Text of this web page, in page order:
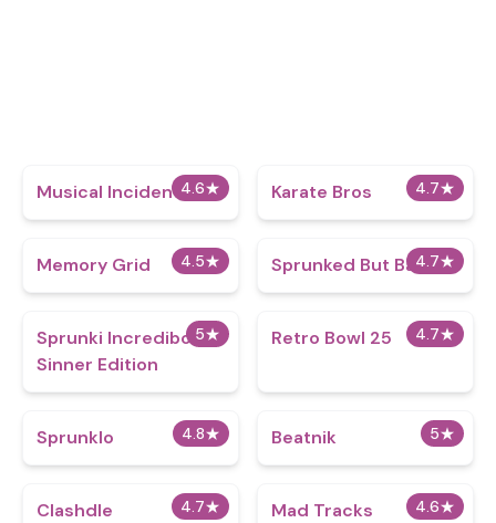
4.6★
Musical Incidents 4.7★
Karate Bros
4.5★
Memory Grid 4.7★
Sprunked But Bad 2
5★
Sprunki Incredibox
Sinner Edition
4.7★
Retro Bowl 25
4.8★
Sprunklo 5★
Beatnik
4.7★
Clashdle 4.6★
Mad Tracks